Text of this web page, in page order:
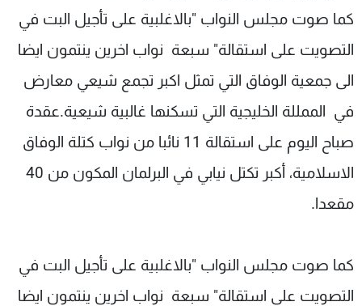
كما صوت مجلس النواب "بالاغلبية على تأجيل البت في
التصويت على استقالة" سبعة نواب اخرين ينتمون ايضا
الى جمعية الوفاق التي تمثل اكبر تجمع شيعي معارض
في الممللة الخليجية التي تسكنها غالبية شيعية.عقدة
صباح اليوم على استقالة 11 نائبا من نواب كتلة الوفاق
الاسلامية، أكبر تكتل نيابي في البرلمان المكون من 40
مقعدا.
كما صوت مجلس النواب "بالاغلبية على تأجيل البت في
التصويت على استقالة" سبعة نواب اخرين ينتمون ايضا